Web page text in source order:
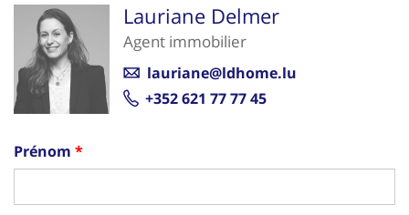
Lauriane Delmer
Agent immobilier
lauriane@ldhome.lu
+352 621 77 77 45
Prénom